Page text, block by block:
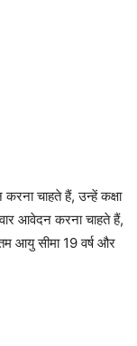
करना चाहते हैं, उन्हें कक्षा
आवेदन करना चाहते हैं,
आयु सीमा 19 वर्ष और